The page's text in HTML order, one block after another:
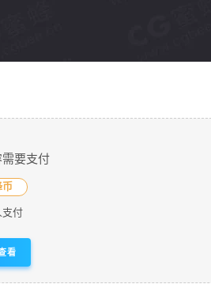
需要支付
币
支付
看